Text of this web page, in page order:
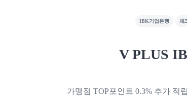
IBK기업은행 체
V PLUS
가맹점 TOP포인트 0.3% 추가 적